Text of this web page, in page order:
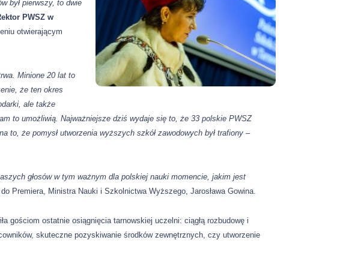
był pierwszy, to dwie
PWSZ w
otwierającym
Minione 20 lat to
że ten okres
ale także
to umożliwią. Najważniejsze dziś wydaje się to,że33 polskie PWSZ
to, że pomysł utworzenia wyższych szkół zawodowych był trafiony –
głosów w tym ważnym dla polskiej nauki momencie, jakim jest
Premiera, Ministra Nauki i Szkolnictwa Wyższego, Jarosława Gowina.
gościom ostatnie osiągnięcia tarnowskiej uczelni: ciągłą rozbudowę i
skuteczne pozyskiwanie środków zewnętrznych, czy utworzenie